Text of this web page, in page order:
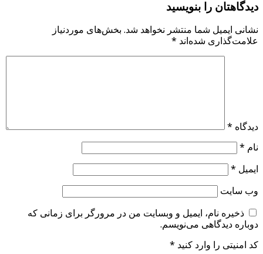
دیدگاهتان را بنویسید
نشانی ایمیل شما منتشر نخواهد شد. بخش‌های موردنیاز
علامت‌گذاری شده‌اند *
دیدگاه *
نام *
ایمیل *
وب‌ سایت
ذخیره نام، ایمیل و وبسایت من در مرورگر برای زمانی که
دوباره دیدگاهی می‌نویسم.
کد امنیتی را وارد کنید *